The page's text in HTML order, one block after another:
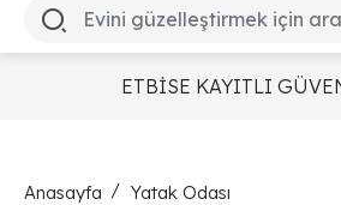
ETBİSE KAYITLI
Anasayfa Yatak Odası